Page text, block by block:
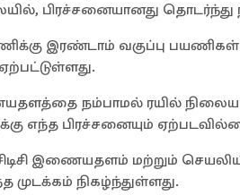
பிரச்சனையானது தொடர்ந்து
இரண்டாம் வகுப்பு பயணிகள்
நம்பாமல் ரயில்
எந்த பிரச்சனையும்
இணையதளம் மற்றும்
முடக்கம் நிகழ்ந்துள்ளது.